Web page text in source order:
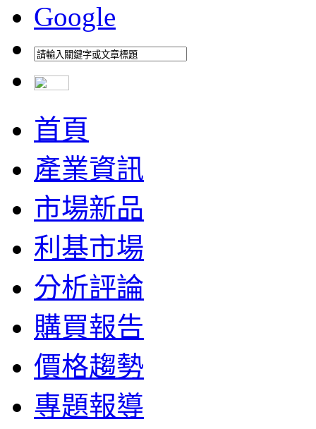
Google
首頁
產業資訊
市場新品
利基市場
分析評論
購買報告
價格趨勢
專題報導